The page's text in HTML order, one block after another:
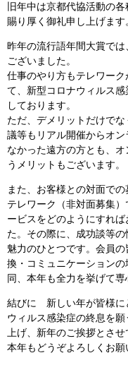
旧年中は京都代協活動の
賜り厚く御礼申し上げます
昨年の流行語年間大賞で
ございました。
仕事のやり方もテレワー
て、新型コロナウィルス
しております。
ただ、デメリットだけで
議等もリアル開催からオ
なかった遠方の方とも、
うメリットもございます。
また、お客様との対面で
テレワーク（非対面募集
ービスをどのようにすれ
た。その際に、成功談等
魅力のひとつです。会員
換・コミュニケーション
同、本年も全力を挙げて専
結びに 新しい年が皆様に
ウィルス感染症の終息を
上げ、新年のご挨拶とさせ
本年もどうぞよろしくお願